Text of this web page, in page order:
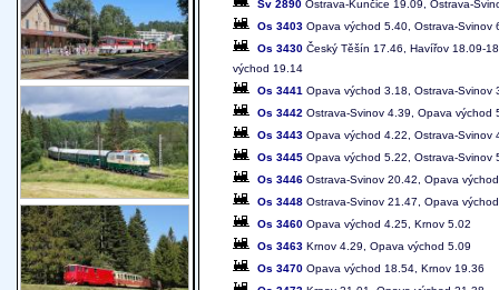
Sv 2890 Ostrava-Kunčice 19.09, Ostrava-
Os 3403 Opava východ 5.40, Ostrava-Svinov
Os 3430 Český Těšín 17.46, Havířov 18.09-
východ 19.14
Os 3441 Opava východ 3.18, Ostrava-Svinov
Os 3442 Ostrava-Svinov 4.39, Opava východ
Os 3443 Opava východ 4.22, Ostrava-Svinov
Os 3445 Opava východ 5.22, Ostrava-Svinov
Os 3446 Ostrava-Svinov 20.42, Opava
Os 3448 Ostrava-Svinov 21.47, Opava
Os 3460 Opava východ 4.25, Krnov 5.02
Os 3463 Krnov 4.29, Opava východ 5.09
Os 3470 Opava východ 18.54, Krnov 19.36